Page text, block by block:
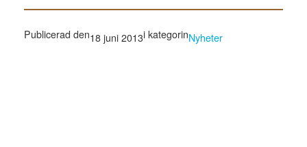
Publicerad den18 juni 2013i kategorinNyheter